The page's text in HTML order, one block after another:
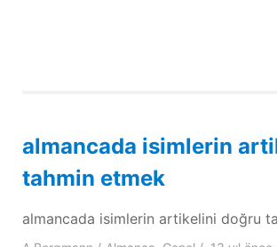
almancada isimlerin
tahmin etmek
almancada isimlerin artikelini doğru